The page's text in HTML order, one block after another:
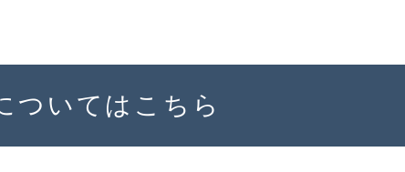
ついてはこちら